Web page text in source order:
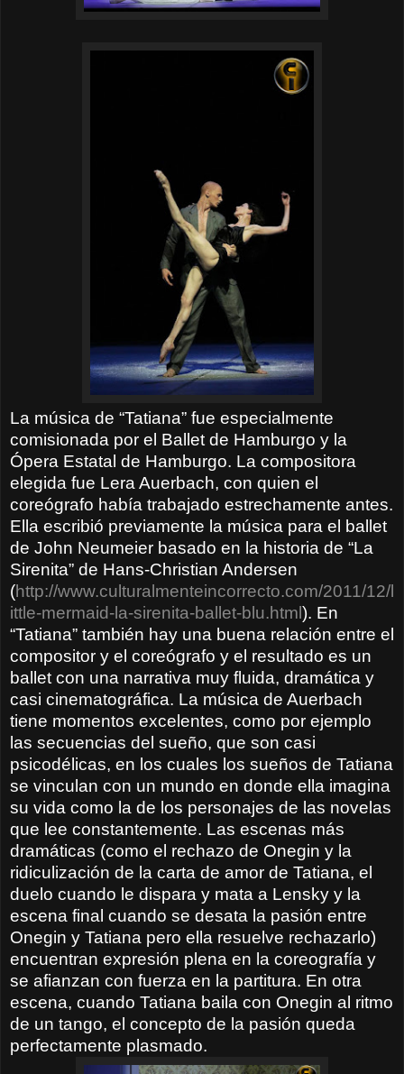
La música de “Tatiana” fue especialmente
comisionada por el Ballet de Hamburgo y la
Ópera Estatal de Hamburgo. La compositora
elegida fue Lera Auerbach, con quien el
coreógrafo había trabajado estrechamente antes.
Ella escribió previamente la música para el ballet
de John Neumeier basado en la historia de “La
Sirenita” de Hans-Christian Andersen
(http://www.culturalmenteincorrecto.com/2011/12/l
ittle-mermaid-la-sirenita-ballet-blu.html). En
“Tatiana” también hay una buena relación entre el
compositor y el coreógrafo y el resultado es un
ballet con una narrativa muy fluida, dramática y
casi cinematográfica. La música de Auerbach
tiene momentos excelentes, como por ejemplo
las secuencias del sueño, que son casi
psicodélicas, en los cuales los sueños de Tatiana
se vinculan con un mundo en donde ella imagina
su vida como la de los personajes de las novelas
que lee constantemente. Las escenas más
dramáticas (como el rechazo de Onegin y la
ridiculización de la carta de amor de Tatiana, el
duelo cuando le dispara y mata a Lensky y la
escena final cuando se desata la pasión entre
Onegin y Tatiana pero ella resuelve rechazarlo)
encuentran expresión plena en la coreografía y
se afianzan con fuerza en la partitura. En otra
escena, cuando Tatiana baila con Onegin al ritmo
de un tango, el concepto de la pasión queda
perfectamente plasmado.